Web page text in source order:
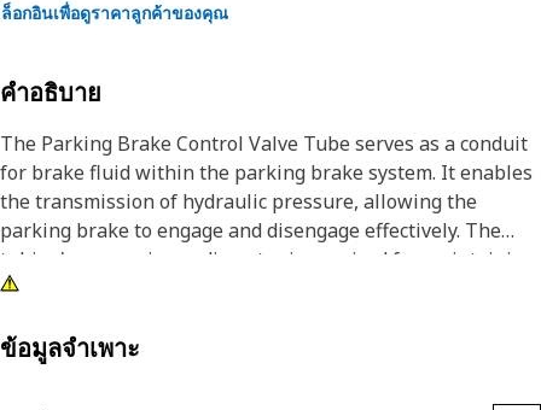
ล็อกอินเพื่อดูราคาลูกค้าของคุณ
คำอธิบาย
The Parking Brake Control Valve Tube serves as a conduit
for brake fluid within the parking brake system. It enables
the transmission of hydraulic pressure, allowing the
parking brake to engage and disengage effectively. The
tubing's proper inner diameter is required for maintaining
the necessary fluid flow and pressure, contributing to the
• Ensures smooth brake fluid transmission.
ข้อมูลจำเพาะ